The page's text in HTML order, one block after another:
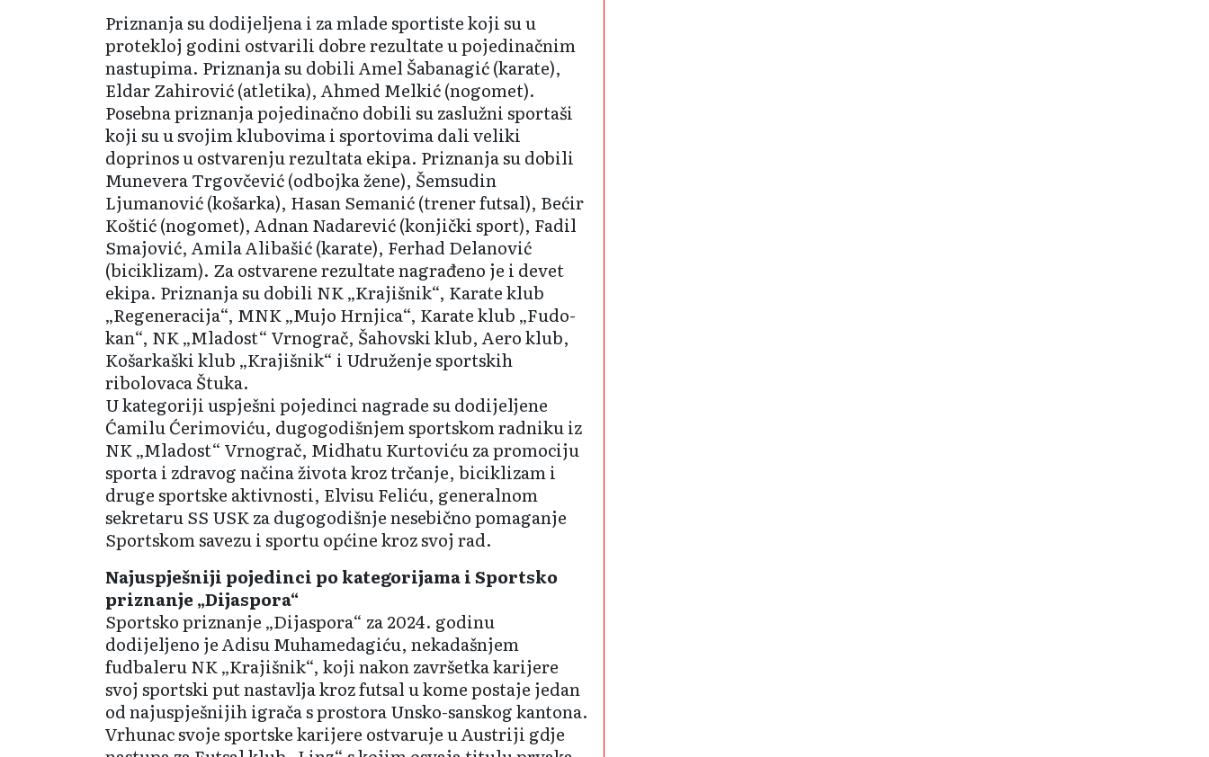
Priznanja su dodijeljena i za mlade sportiste koji su u
protekloj godini ostvarili dobre rezultate u pojedina­čnim
nastupima. Priznanja su dobili Amel Šabanagić (karate),
Eldar Zahirović (atletika), Ahmed Melkić (nogomet).
Posebna priznanja pojedinačno dobili su zaslužni sportaši
koji su u svojim klubovima i sporto­vima dali veliki
doprinos u ostvarenju rezultata ekipa. Priznanja su dobili
Mune­vera Trgovčević (odbojka žene), Šemsudin
Ljumanović (košarka), Hasan Semanić (trener futsal), Bećir
Koštić (nogomet), Adnan Nada­rević (konjički sport), Fadil
Smajović, Amila Alibašić (karate), Ferhad Delanović
(biciklizam). Za ostvarene rezultate nagrađeno je i devet
ekipa. Priznanja su dobili NK „Krajišnik“, Karate klub
„Regeneracija“, MNK „Mujo Hrnjica“, Karate klub „Fudo­
kan“, NK „Mladost“ Vrno­grač, Šaho­vski klub, Aero klub,
Košarkaški klub „Kra­jišnik“ i Udruženje sportskih
ribolovaca Štuka.
U kategoriji uspješni pojedinci nagrade su dodije­ljene
Ćamilu Ćerimoviću, du­go­go­dišnjem sportskom radniku iz
NK „Mladost“ Vrno­grač, Midhatu Kurto­viću za promociju
sporta i zdravog načina života kroz trčanje, biciklizam i
druge sportske aktivnosti, Elvisu Feliću, ge­neralnom
sekretaru SS USK za dugogo­dišnje nese­bično pomaganje
Sportskom save­zu i sportu općine kroz svoj rad.
Najuspješniji pojedinci po kategorijama i Sportsko
priznanje „Dijaspora“
Sportsko priznanje „Dija­spora“ za 2024. godinu
dodijeljeno je Adisu Muhame­da­giću, nekadašnjem
fudbaleru NK „Krajišnik“, koji nakon završetka karijere
svoj sportski put nastavlja kroz futsal u kome postaje jedan
od najuspješnijih igrača s prostora Unsko-sanskog kantona.
Vrhunac svoje sportske karijere ostvaruje u Austriji gdje